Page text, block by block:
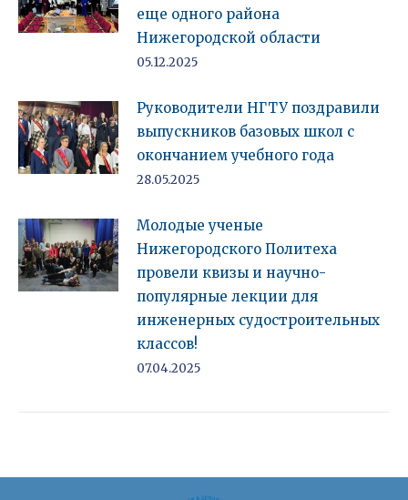
еще одного района
Нижегородской области
05.12.2025
Руководители НГТУ поздравили
выпускников базовых школ с
окончанием учебного года
28.05.2025
Молодые ученые
Нижегородского Политеха
провели квизы и научно-
популярные лекции для
инженерных судостроительных
классов!
07.04.2025